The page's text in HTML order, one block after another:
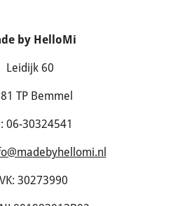
by HelloMi
Leidijk 60
TP Bemmel
06-30324541
30273990